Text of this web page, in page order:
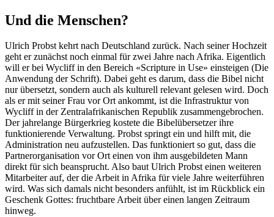
Und die Menschen?
Ulrich Probst kehrt nach Deutschland zurück. Nach seiner Hochzeit
geht er zunächst noch einmal für zwei Jahre nach Afrika. Eigentlich
will er bei Wycliff in den Bereich «Scripture in Use» einsteigen (Die
Anwendung der Schrift). Dabei geht es darum, dass die Bibel nicht
nur übersetzt, sondern auch als kulturell relevant gelesen wird. Doch
als er mit seiner Frau vor Ort ankommt, ist die Infrastruktur von
Wycliff in der Zentralafrikanischen Republik zusammengebrochen.
Der jahrelange Bürgerkrieg kostete die Bibelübersetzer ihre
funktionierende Verwaltung. Probst springt ein und hilft mit, die
Administration neu aufzustellen. Das funktioniert so gut, dass die
Partnerorganisation vor Ort einen von ihm ausgebildeten Mann
direkt für sich beansprucht. Also baut Ulrich Probst einen weiteren
Mitarbeiter auf, der die Arbeit in Afrika für viele Jahre weiterführen
wird. Was sich damals nicht besonders anfühlt, ist im Rückblick ein
Geschenk Gottes: fruchtbare Arbeit über einen langen Zeitraum
hinweg.